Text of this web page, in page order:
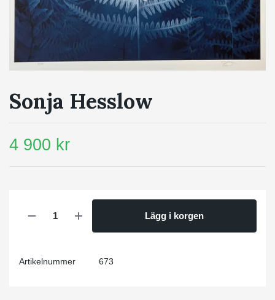
Sonja Hesslow
4 900 kr
Lägg i korgen
Artikelnummer 673